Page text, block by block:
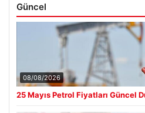
Güncel
08/08/2026
25 Mayıs Petrol Fiyatları Güncel